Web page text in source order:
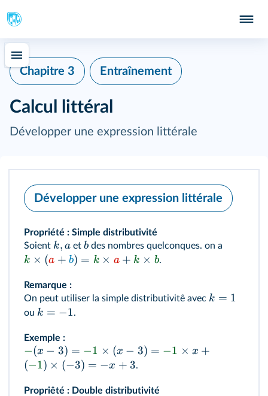
Chapitre 3 Entraînement
Calcul littéral
Développer une expression littérale
Développer une expression littérale
Propriété : Simple distributivité
Soient k, aet bdes nombres quelconques. on a
k × (a + b) = k × a + k × b.
Remarque :
On peut utiliser la simple distributivitê avec k = 1
ou k = −1.
Exemple :
−(x − 3) = −1 × (x − 3) = −1 × x +
(−1) × (−3) = −x + 3.
Propriêté : Double distributivité